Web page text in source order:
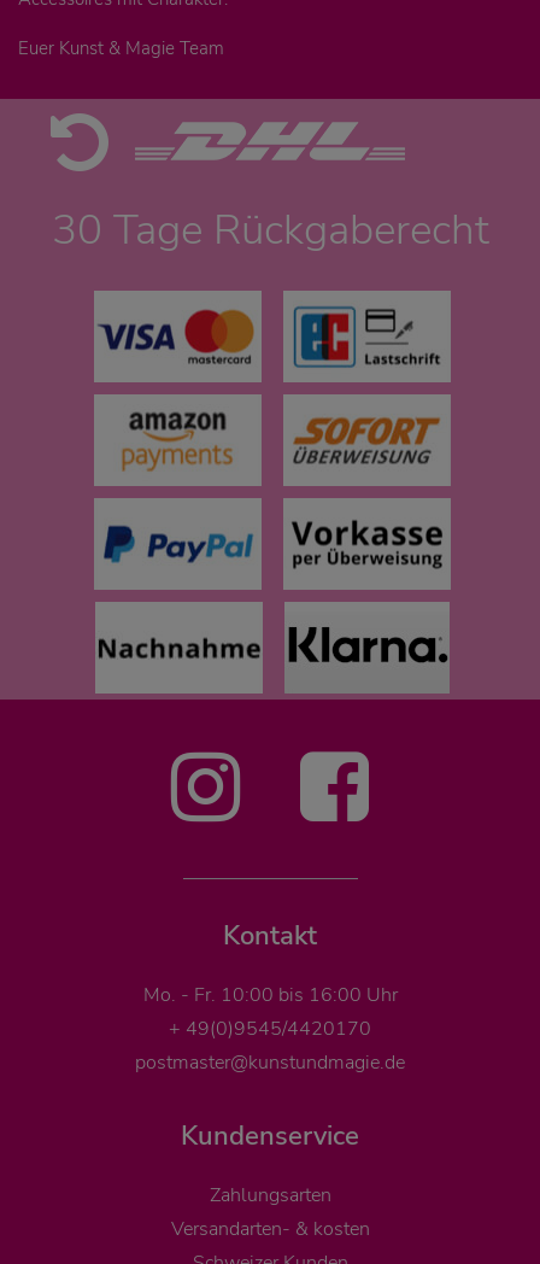
Euer Kunst & Magie Team
30 Tage Rückgaberecht
Kontakt
Mo. - Fr. 10:00 bis 16:00 Uhr
+ 49(0)9545/4420170
postmaster@kunstundmagie.de
Kundenservice
Zahlungsarten
Versandarten- & kosten